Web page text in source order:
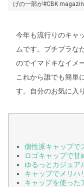
げの一部が#CBK
今年も流行りのキャ
ムです。プチプラな
のでイマドキなイメ
これから誰でも簡単
す。自分のお気に入
個性派キャップで
ロゴキャップで
ゆるっとカジュア
キャップでメリハ
キャップを使っ